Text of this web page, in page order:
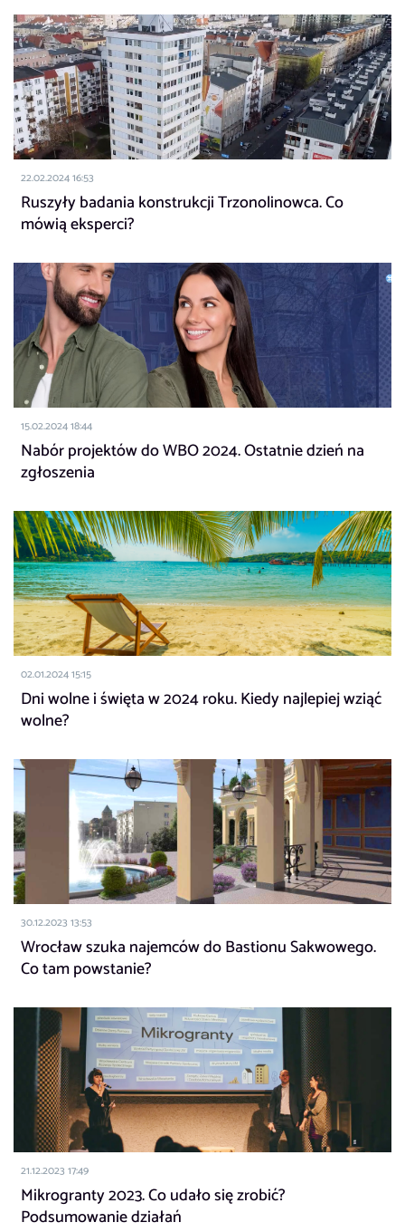
22.02.2024 16:53
Ruszyły badania konstrukcji Trzonolinowca. Co
mówią eksperci?
15.02.2024 18:44
Nabór projektów do WBO 2024. Ostatnie dzień na
zgłoszenia
02.01.2024 15:15
Dni wolne i święta w 2024 roku. Kiedy najlepiej wziąć
wolne?
30.12.2023 13:53
Wrocław szuka najemców do Bastionu Sakwowego.
Co tam powstanie?
21.12.2023 17:49
Mikrogranty 2023. Co udało się zrobić?
Podsumowanie działań